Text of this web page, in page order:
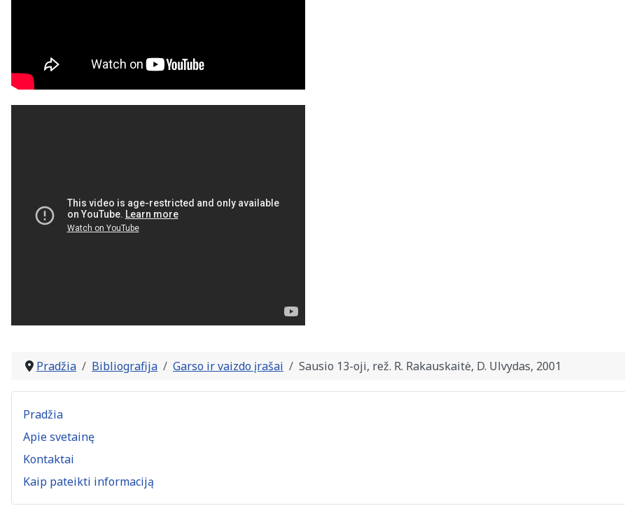
Pradžia Bibliografija Garso ir vaizdo įrašai Sausio 13-oji, rež. R. Rakauskaitė, D. Ulvydas, 2001
Pradžia
Apie svetainę
Kontaktai
Kaip pateikti informaciją